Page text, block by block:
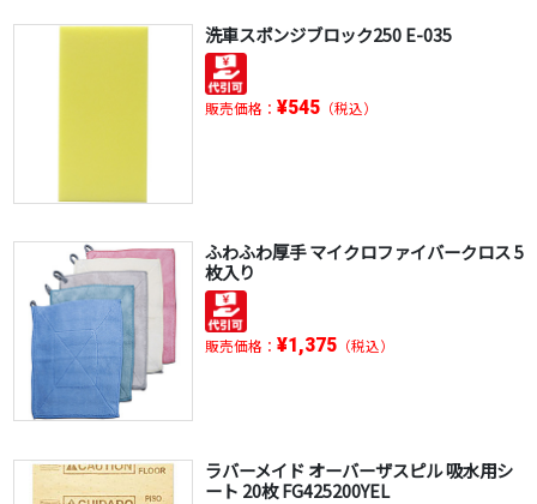
洗車スポンジブロック250 E-035
販売価格： ¥545（税込）
ふわふわ厚手 マイクロファイバークロス 5
枚入り
販売価格： ¥1,375（税込）
ラバーメイド オーバーザスピル 吸水用シ
ート 20枚 FG425200YEL